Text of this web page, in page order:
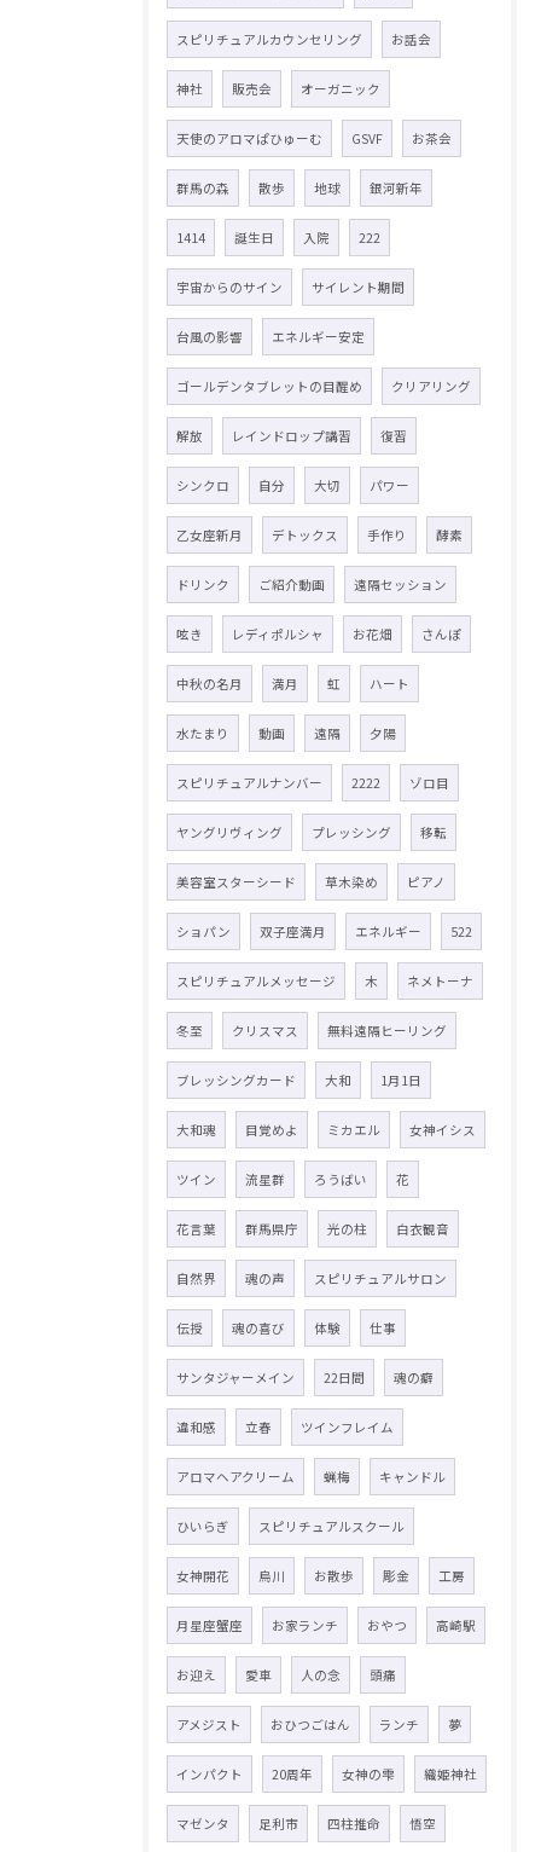
スピリチュアルカウンセリング お話会
神社 販売会 オーガニック
天使のアロマぱひゅーむ GSVF お茶会
群馬の森 散歩 地球 銀河新年
1414 誕生日 入院 222
宇宙からのサイン サイレント期間
台風の影響 エネルギー安定
ゴールデンタブレットの目醒め クリアリング
解放 レインドロップ講習 復習
シンクロ 自分 大切 パワー
乙女座新月 デトックス 手作り 酵素
ドリンク ご紹介動画 遠隔セッション
呟き レディポルシャ お花畑 さんぽ
中秋の名月 満月 虹 ハート
水たまり 動画 遠隔 夕陽
スピリチュアルナンバー 2222 ゾロ目
ヤングリヴィング プレッシング 移転
美容室スターシード 草木染め ピアノ
ショパン 双子座満月 エネルギー 522
スピリチュアルメッセージ 木 ネメトーナ
冬至 クリスマス 無料遠隔ヒーリング
ブレッシングカード 大和 1月1日
大和魂 目覚めよ ミカエル 女神イシス
ツイン 流星群 ろうばい 花
花言葉 群馬県庁 光の柱 白衣観音
自然界 魂の声 スピリチュアルサロン
伝授 魂の喜び 体験 仕事
サンタジャーメイン 22日間 魂の癖
違和感 立春 ツインフレイム
アロマヘアクリーム 蝋梅 キャンドル
ひいらぎ スピリチュアルスクール
女神開花 烏川 お散歩 彫金 工房
月星座蟹座 お家ランチ おやつ 高崎駅
お迎え 愛車 人の念 頭痛
アメジスト おひつごはん ランチ 夢
インパクト 20周年 女神の雫 織姫神社
マゼンタ 足利市 四柱推命 悟空